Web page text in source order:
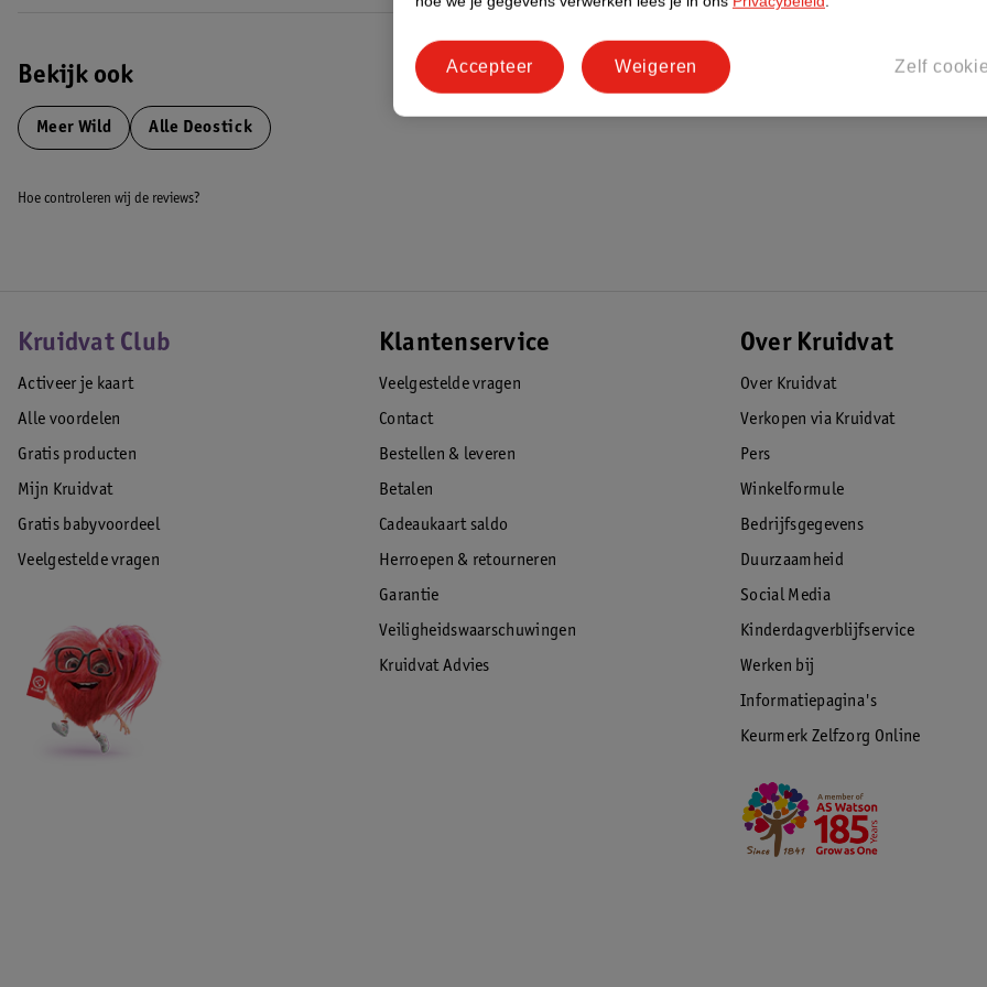
• Helpt geurtjes en transpiratie te voorkomen
Bekijk ook
Meer Wild Alle Deostick
Hoe controleren wij de reviews?
Kruidvat Club
Activeer je kaart
Alle voordelen
Gratis producten
Mijn Kruidvat
Gratis babyvoordeel
Veelgestelde vragen
Klantenservice
Veelgestelde vragen
Contact
Bestellen & leveren
Betalen
Cadeaukaart saldo
Herroepen & retourneren
Garantie
Veiligheidswaarschuwingen
Kruidvat Advies
Over Kruidvat
Over Kruidvat
Verkopen via Kruidvat
Pers
Winkelformule
Bedrijfsgegevens
Duurzaamheid
Social Media
Kinderdagverblijfservice
Werken bij
Informatiepagina's
Keurmerk Zelfzorg Online
Zelf
Weigeren
Accepteer